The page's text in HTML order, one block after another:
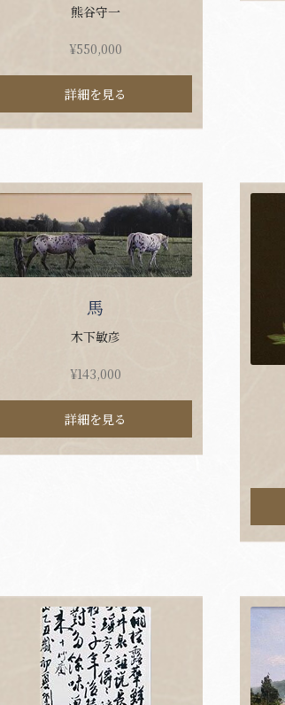
熊谷守一
¥550,000
詳細を見る
馬
木下敏彦
¥143,000
詳細を見る